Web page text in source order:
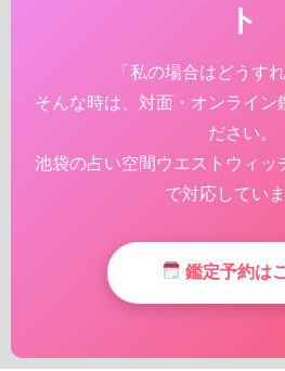
ト
「私の場合はどうす
そんな時は、対面・オンライン
ださい。
池袋の占い空間ウエストウィッ
で対応していま
鑑定予約は